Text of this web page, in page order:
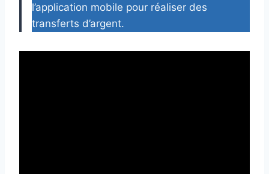
l’application mobile pour réaliser des
transferts d’argent.